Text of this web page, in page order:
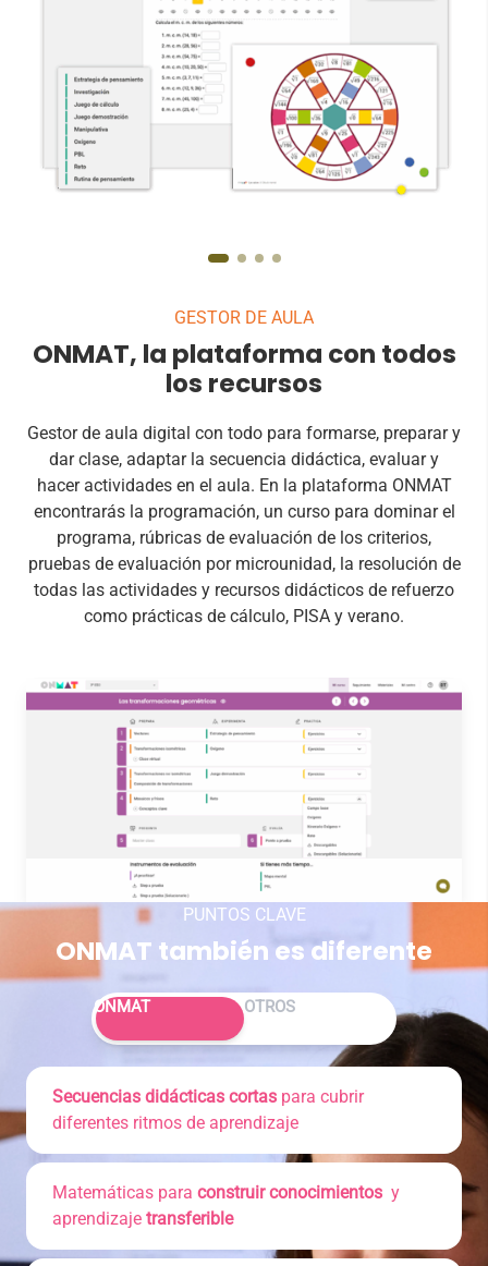
GESTOR DE AULA
ONMAT, la plataforma con todos
los recursos
Gestor de aula digital con todo para formarse, preparar y
dar clase, adaptar la secuencia didáctica, evaluar y
hacer actividades en el aula. En la plataforma ONMAT
encontrarás la programación, un curso para dominar el
programa, rúbricas de evaluación de los criterios,
pruebas de evaluación por microunidad, la resolución de
todas las actividades y recursos didácticos de refuerzo
como prácticas de cálculo, PISA y verano.
PUNTOS CLAVE
ONMAT también es diferente
Alternar entre ONMAT y Otros
ONMAT OTROS
Secuencias didácticas cortas para cubrir
diferentes ritmos de aprendizaje
Matemáticas para construir conocimientos y
aprendizaje transferible